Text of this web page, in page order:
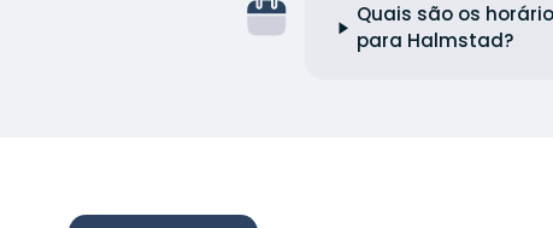
Quais são os
para Halmstad?